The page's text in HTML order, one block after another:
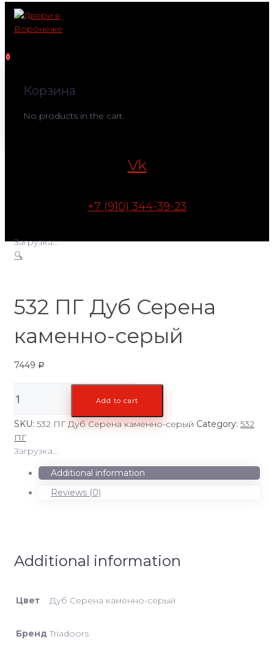
Перейти
контенту
0
Корзина
No products in the cart.
Vk
+7 (910) 344-39-23
Загрузка...
🔍
532 ПГ Дуб Серена
каменно-серый
7449 Р
ПГ
Серена
каменно-
серый
quantity
Add to cart
SKU: 532 ПГ Дуб Серена каменно-серый Category: 532
ПГ
Загрузка...
Additional information
Reviews (0)
Additional information
Цвет Дуб Серена каменно-серый
Бренд Triadoors